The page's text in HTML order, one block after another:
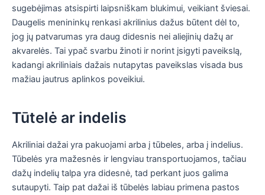
sugebėjimas atsispirti laipsniškam blukimui, veikiant šviesai.
Daugelis menininkų renkasi akrilinius dažus būtent dėl to,
jog jų patvarumas yra daug didesnis nei aliejinių dažų ar
akvarelės. Tai ypač svarbu žinoti ir norint įsigyti paveikslą,
kadangi akriliniais dažais nutapytas paveikslas visada bus
mažiau jautrus aplinkos poveikiui.
Tūtelė ar indelis
Akriliniai dažai yra pakuojami arba į tūbeles, arba į indelius.
Tūbelės yra mažesnės ir lengviau transportuojamos, tačiau
dažų indelių talpa yra didesnė, tad perkant juos galima
sutaupyti. Taip pat dažai iš tūbelės labiau primena pastos